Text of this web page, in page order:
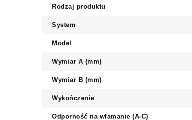
Rodzaj produktu
System
Model
Wymiar A (mm)
Wymiar B (mm)
Wykończenie
Odporność na włamanie (A-C)